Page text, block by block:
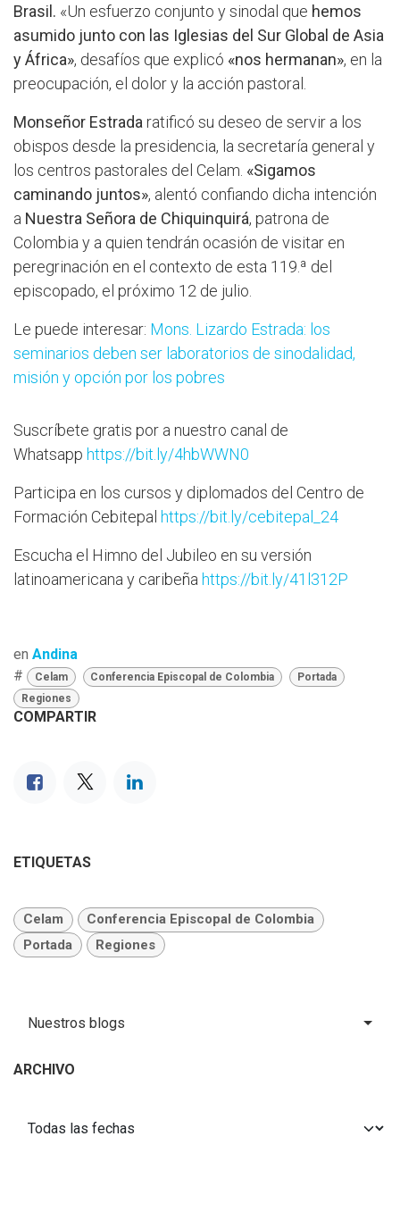
Brasil. «Un esfuerzo conjunto y sinodal que hemos
asumido junto con las Iglesias del Sur Global de Asia
y África», desafíos que explicó «nos hermanan», en la
preocupación, el dolor y la acción pastoral.
Monseñor Estrada ratificó su deseo de servir a los
obispos desde la presidencia, la secretaría general y
los centros pastorales del Celam. «Sigamos
caminando juntos», alentó confiando dicha intención
a Nuestra Señora de Chiquinquirá, patrona de
Colombia y a quien tendrán ocasión de visitar en
peregrinación en el contexto de esta 119.ª del
episcopado, el próximo 12 de julio.
Le puede interesar: Mons. Lizardo Estrada: los
seminarios deben ser laboratorios de sinodalidad,
misión y opción por los pobres
Suscríbete gratis por a nuestro canal de
Whatsapp https://bit.ly/4hbWWN0
Participa en los cursos y diplomados del Centro de
Formación Cebitepal https://bit.ly/cebitepal_24
Escucha el Himno del Jubileo en su versión
latinoamericana y caribeña https://bit.ly/41l312P
en Andina
#
Celam Conferencia Episcopal de Colombia
Portada
Regiones
COMPARTIR
ETIQUETAS
Celam
Conferencia Episcopal de Colombia
Portada
Regiones
Nuestros blogs
ARCHIVO